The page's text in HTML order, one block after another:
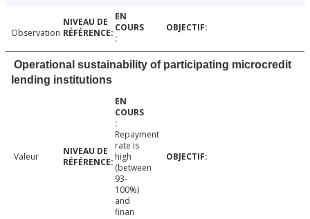
Observation
Operational sustainability of participating microcredit
lending institutions
Valeur
Repayment
rate is
high
(between
93-
100%)
and
finan